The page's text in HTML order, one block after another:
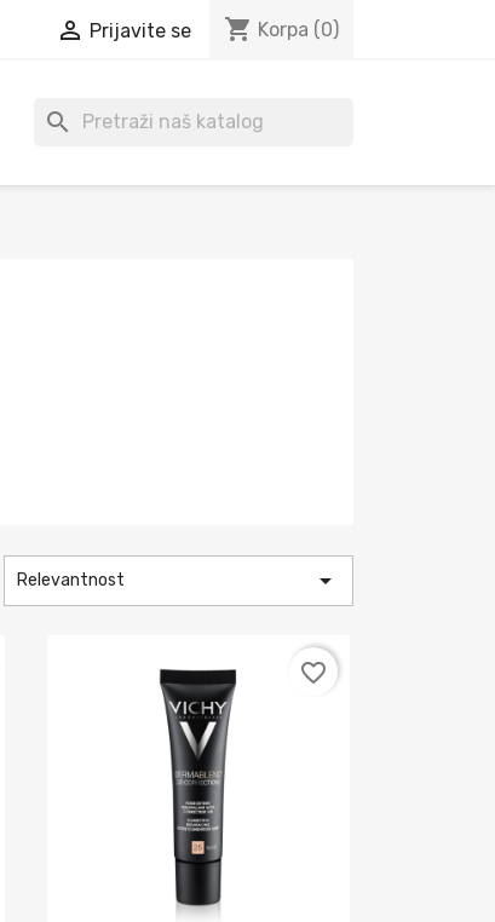
 Prijavite se shopping_cart Korpa (0)
search
Relevantnost 
favorite_border